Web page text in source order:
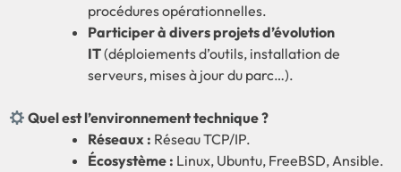
procédures opérationnelles.
Participer à divers projets d’évolution
IT(déploiements d’outils, installation de
serveurs, mises à jour du parc…).
Quel est l’environnement technique ?
Réseaux : Réseau TCP/IP.
Écosystème : Linux, Ubuntu, FreeBSD, Ansible.